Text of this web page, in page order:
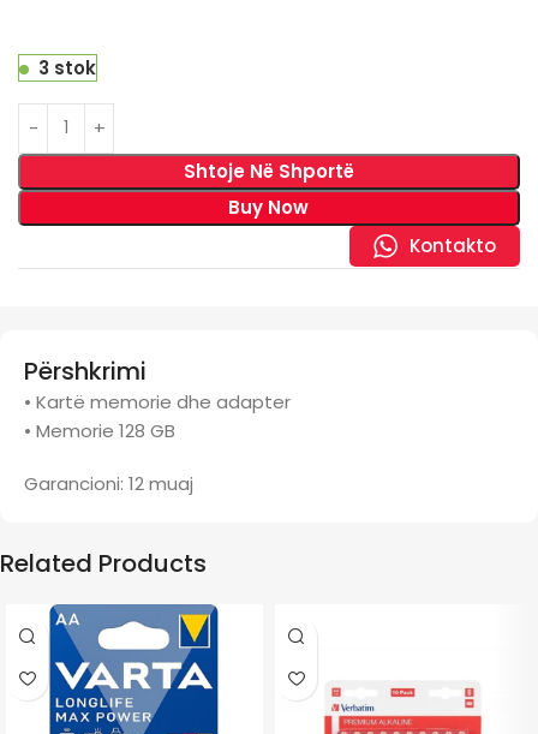
3 stok
Shtoje Në Shportë
Buy Now
Kontakto
Përshkrimi
• Kartë memorie dhe adapter
• Memorie 128 GB
Garancioni: 12 muaj
Related Products